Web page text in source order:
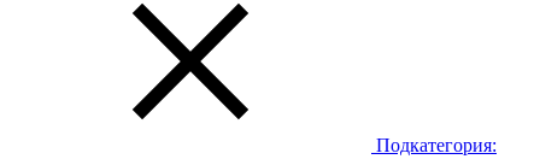
Подкатегория: